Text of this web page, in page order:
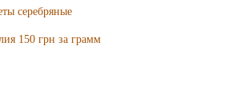
серебряные
150 грн за грамм